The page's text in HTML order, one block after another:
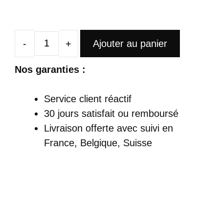
quantité
Mi
Longue
Satin
Fendue
Ajouter au panier
Nos garanties :
Service client réactif
30 jours satisfait ou remboursé
Livraison offerte avec suivi en
France, Belgique, Suisse